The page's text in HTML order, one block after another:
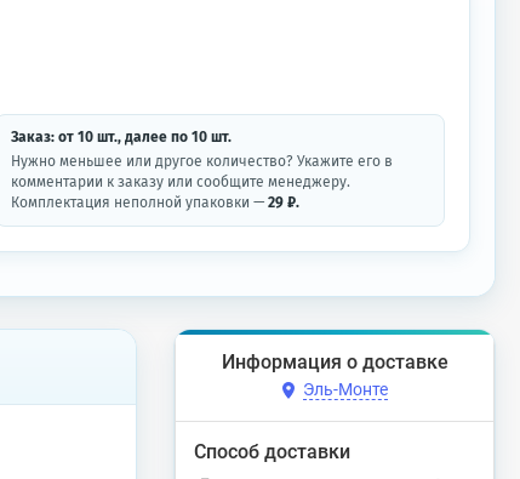
Заказ: от10 шт., далее по10 шт.
Нужно меньшее или другое количество? Укажите его в
комментарии к заказу или сообщите менеджеру.
Комплектация неполной упаковки —29 ₽.
Информация о доставке
Эль-Монте
Способ доставки